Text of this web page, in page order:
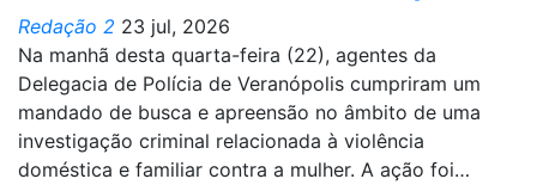
Redação 2 23 jul, 2026
Na manhã desta quarta-feira (22), agentes da
Delegacia de Polícia de Veranópolis cumpriram um
mandado de busca e apreensão no âmbito de uma
investigação criminal relacionada à violência
doméstica e familiar contra a mulher. A ação foi…